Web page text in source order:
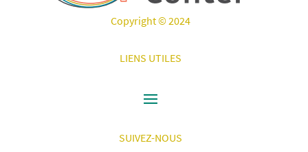
Copyright © 2024
LIENS UTILES
SUIVEZ-NOUS